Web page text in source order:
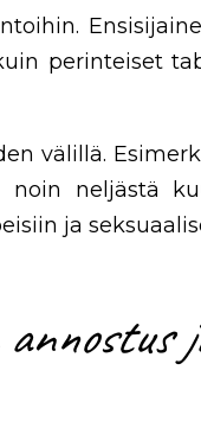
perinteiset
välillä.
noin neljästä
ja